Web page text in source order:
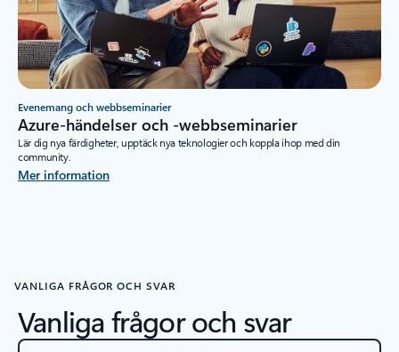
Evenemang och webbseminarier
Azure-händelser och -webbseminarier
Lär dig nya färdigheter, upptäck nya teknologier och koppla ihop med din
community.
Mer information
VANLIGA FRÅGOR OCH SVAR
Vanliga frågor och svar